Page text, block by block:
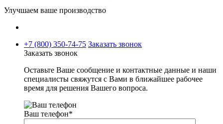
Улучшаем ваше производство
+7 (800) 350-74-75 Заказать звонок
Заказать звонок
Оставьте Ваше сообщение и контактные данные и наши
специалисты свяжутся с Вами в ближайшее рабочее
время для решения Вашего вопроса.
Ваш телефон*